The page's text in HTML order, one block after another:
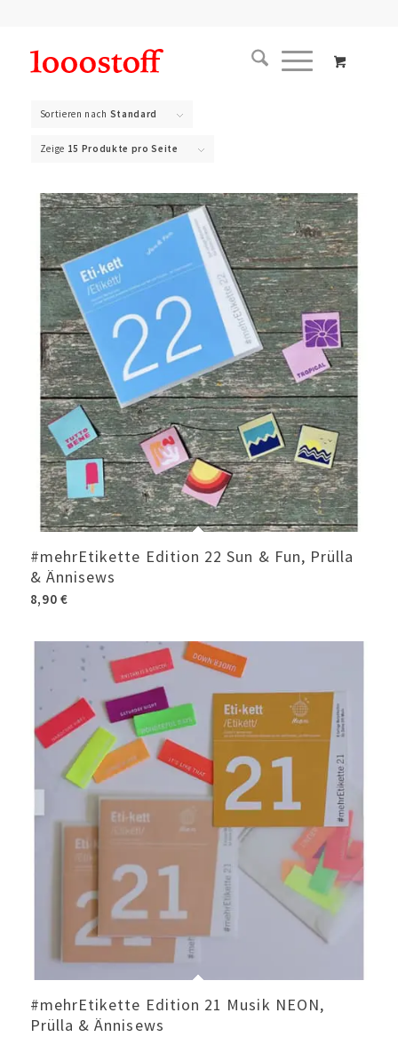
Sortieren nach Standard
Zeige 15 Produkte pro Seite
#mehrEtikette Edition 22 Sun & Fun, Prülla
& Ännisews
8,90 €
#mehrEtikette Edition 21 Musik NEON,
Prülla & Ännisews